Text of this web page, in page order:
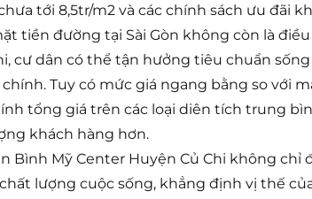
tới 8,5tr/m2 và các chính sách ưu đãi
tiền đường tại Sài Gòn không còn là
cư dân có thể tận hưởng tiêu chuẩn
chính. Tuy có mức giá ngang bằng so với
tổng giá trên các loại diên tích trung
khách hàng hơn.
Bình Mỹ Center Huyện Củ Chi không chỉ
lượng cuộc sống, khẳng định vị thế